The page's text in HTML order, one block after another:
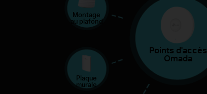
Points d'accès
Omada
Montage
au plafond
Plaque
murale